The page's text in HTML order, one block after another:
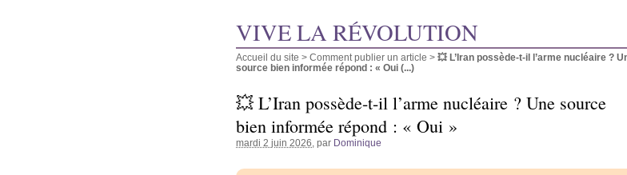
VIVE LA RÉVOLUTION
Accueil du site > Comment publier un article > 💥 L’Iran possède-t-il l’arme nucléaire ?
source bien informée répond : « Oui (...)
💥 L’Iran possède-t-il l’arme nucléaire ? Une source
bien informée répond : « Oui »
mardi 2 juin 2026 , par Dominique